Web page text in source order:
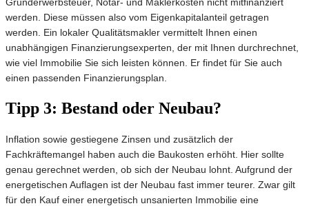
werden. Diese müssen also vom Eigenkapitalanteil getragen
werden. Ein lokaler Qualitätsmakler vermittelt Ihnen einen
unabhängigen Finanzierungsexperten, der mit Ihnen durchrechnet,
wie viel Immobilie Sie sich leisten können. Er findet für Sie auch
einen passenden Finanzierungsplan.
Tipp 3: Bestand oder Neubau?
Inflation sowie gestiegene Zinsen und zusätzlich der
Fachkräftemangel haben auch die Baukosten erhöht. Hier sollte
genau gerechnet werden, ob sich der Neubau lohnt. Aufgrund der
energetischen Auflagen ist der Neubau fast immer teurer. Zwar gilt
für den Kauf einer energetisch unsanierten Immobilie eine